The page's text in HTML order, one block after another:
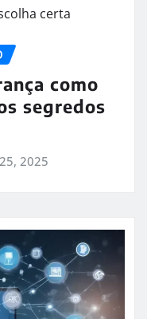
como
segredos
2025